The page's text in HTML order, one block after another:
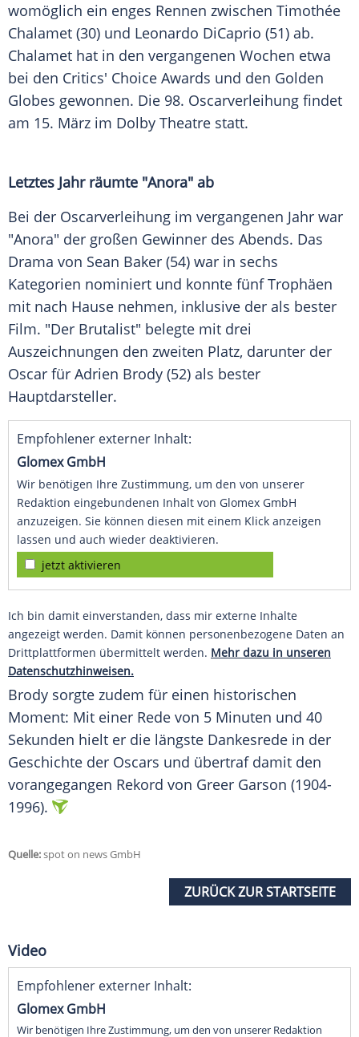
womöglich ein enges Rennen zwischen Timothée
Chalamet (30) und Leonardo DiCaprio (51) ab.
Chalamet hat in den vergangenen Wochen etwa
bei den Critics' Choice Awards und den Golden
Globes gewonnen. Die 98. Oscarverleihung findet
am 15. März im Dolby Theatre statt.
Letztes Jahr räumte "Anora" ab
Bei der Oscarverleihung im vergangenen Jahr war
"Anora" der großen Gewinner des Abends. Das
Drama von Sean Baker (54) war in sechs
Kategorien nominiert und konnte fünf Trophäen
mit nach Hause nehmen, inklusive der als bester
Film. "Der Brutalist" belegte mit drei
Auszeichnungen den zweiten Platz, darunter der
Oscar für Adrien Brody (52) als bester
Hauptdarsteller.
Empfohlener externer Inhalt:
Glomex GmbH
Wir benötigen Ihre Zustimmung, um den von unserer
Redaktion eingebundenen Inhalt von Glomex GmbH
anzuzeigen. Sie können diesen mit einem Klick anzeigen
lassen und auch wieder deaktivieren.
jetzt aktivieren
Ich bin damit einverstanden, dass mir externe Inhalte
angezeigt werden. Damit können personenbezogene Daten an
Drittplattformen übermittelt werden. Mehr dazu in unseren
Datenschutzhinweisen.
Brody sorgte zudem für einen historischen
Moment: Mit einer Rede von 5 Minuten und 40
Sekunden hielt er die längste Dankesrede in der
Geschichte der Oscars und übertraf damit den
vorangegangen Rekord von Greer Garson (1904-
1996).
Quelle:spot on news GmbH
ZURÜCK ZUR STARTSEITE
Video
Empfohlener externer Inhalt:
Glomex GmbH
Wir benötigen Ihre Zustimmung, um den von unserer Redaktion